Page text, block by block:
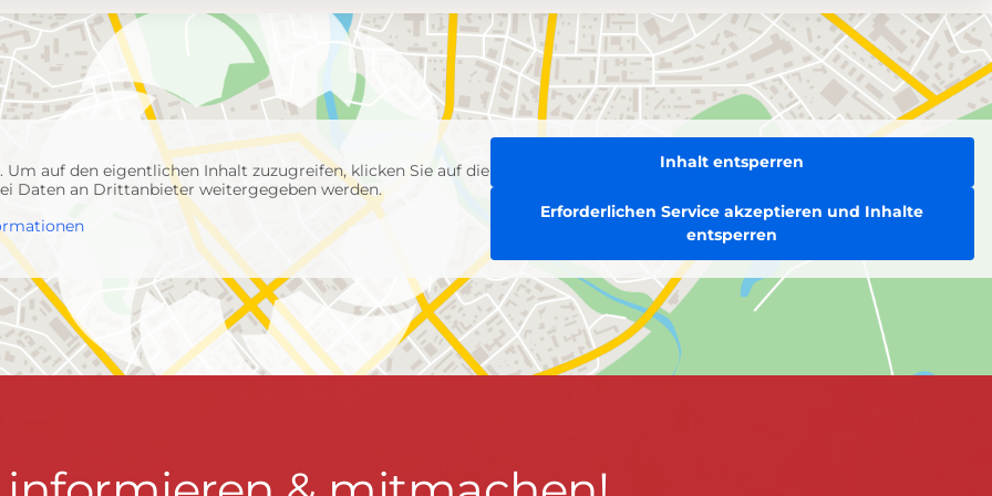
. Um auf den eigentlichen Inhalt zuzugreifen, klicken Sie auf die
Daten an Drittanbieter weitergegeben werden.
Inhalt entsperren
Erforderlichen Service akzeptieren und Inhalte
entsperren